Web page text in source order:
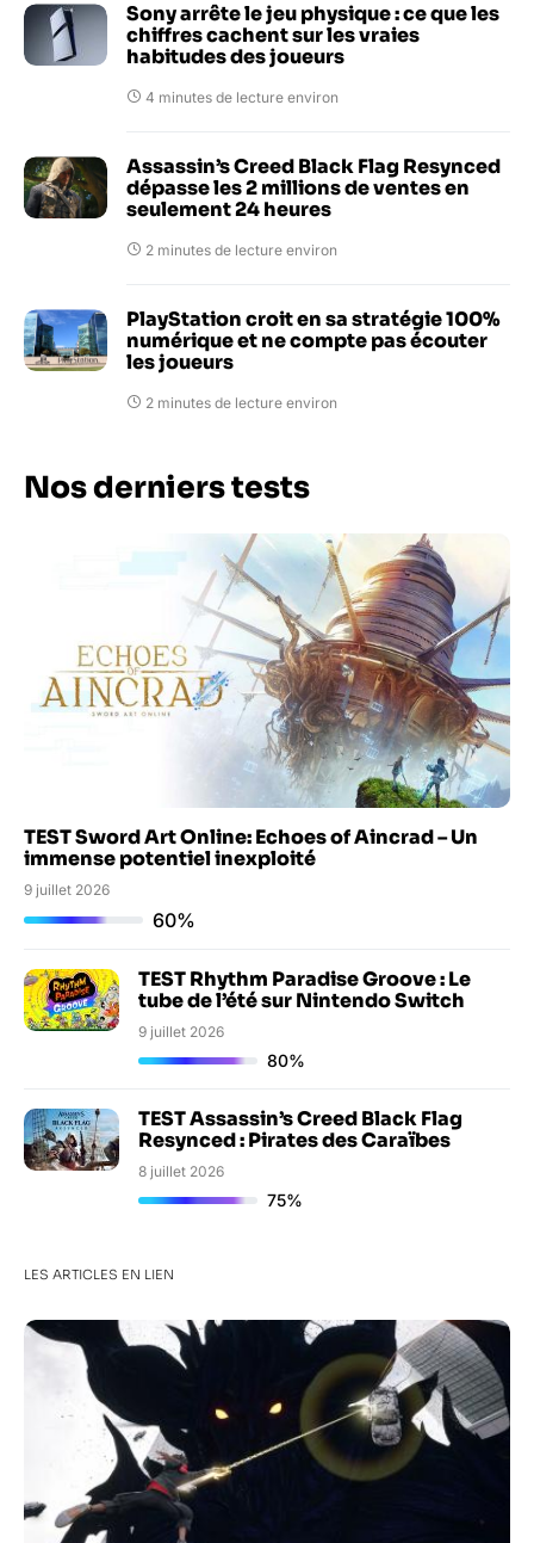
Sony arrête le jeu physique : ce que les
chiffres cachent sur les vraies
habitudes des joueurs
4 minutes de lecture environ
Assassin’s Creed Black Flag Resynced
dépasse les 2 millions de ventes en
seulement 24 heures
2 minutes de lecture environ
PlayStation croit en sa stratégie 100%
numérique et ne compte pas écouter
les joueurs
2 minutes de lecture environ
Nos derniers tests
TEST Sword Art Online: Echoes of Aincrad – Un
immense potentiel inexploité
9 juillet 2026
60%
TEST Rhythm Paradise Groove : Le
tube de l’été sur Nintendo Switch
9 juillet 2026
80%
TEST Assassin’s Creed Black Flag
Resynced : Pirates des Caraïbes
8 juillet 2026
75%
LES ARTICLES EN LIEN